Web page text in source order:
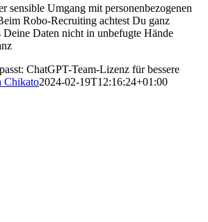
sensible Umgang mit personenbezogenen
Robo-Recruiting achtest Du ganz
Deine Daten nicht in unbefugte Hände
ChatGPT-Team-Lizenz für bessere
Chikato2024-02-19T12:16:24+01:00